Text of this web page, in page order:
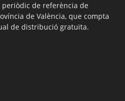
periòdic de referència de
de València, que compta
de distribució gratuïta.